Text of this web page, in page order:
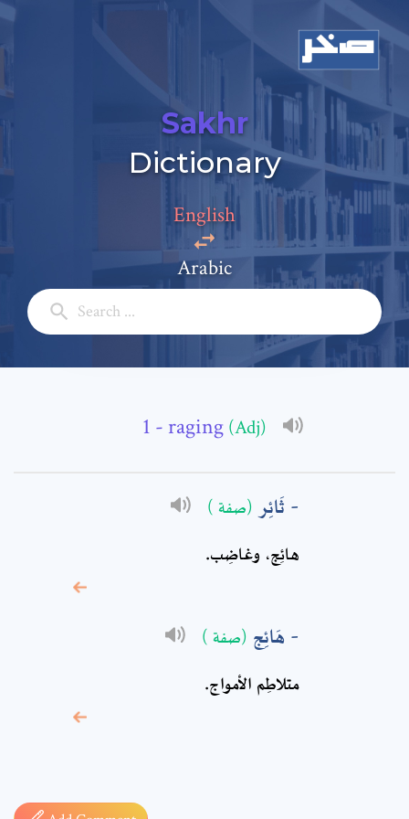
Sakhr
Dictionary
English
Arabic
- raging (Adj)
ثَائِر (صفة )
هائِج، وغاضِب.
هَائِج (صفة )
متلاطِم الأمواج‏.
Add a comment
Full Name: *
* sign, it means are
required fields